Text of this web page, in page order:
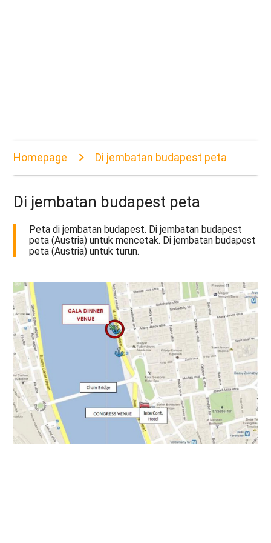
Homepage Di jembatan budapest peta
Di jembatan budapest peta
Peta di jembatan budapest. Di jembatan budapest
peta (Austria) untuk mencetak. Di jembatan budapest
peta (Austria) untuk turun.